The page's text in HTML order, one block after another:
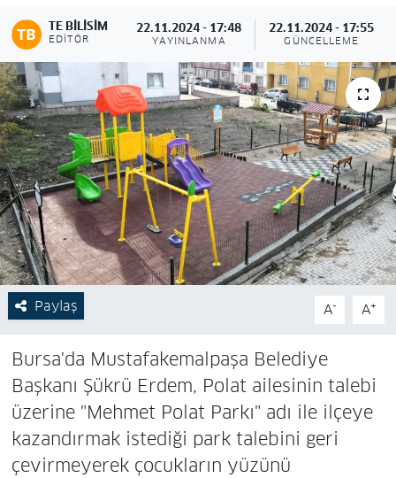
TE BILISIM
EDITÖR
22.11.2024 - 17:48
YAYINLANMA
22.11.2024 - 17:55
GÜNCELLEME
Paylaş A- A+
Bursa'da Mustafakemalpaşa Belediye
Başkanı Şükrü Erdem, Polat ailesinin talebi
üzerine "Mehmet Polat Parkı" adı ile ilçeye
kazandırmak istediği park talebini geri
çevirmeyerek çocukların yüzünü